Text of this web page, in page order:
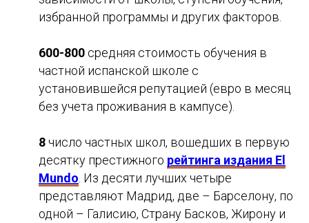
избранной программы и других факторов.
600-800 средняя стоимость обучения в
частной испанской школе с
установившейся репутацией (евро в месяц
без учета проживания в кампусе).
8число частных школ, вошедших в первую
десятку престижного рейтинга издания El
Mundo . Из десяти лучших четыре
представляют Мадрид, две – Барселону, по
одной – Галисию, Страну Басков, Жирону и